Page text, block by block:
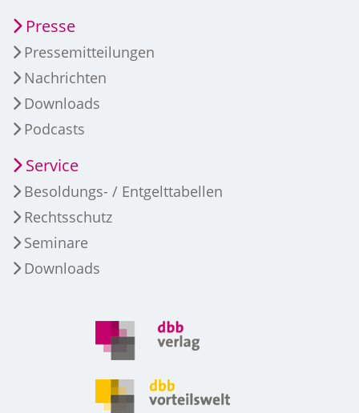
Presse
Pressemitteilungen
Nachrichten
Downloads
Podcasts
Service
Besoldungs- / Entgelttabellen
Rechtsschutz
Seminare
Downloads